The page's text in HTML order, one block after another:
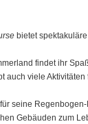
bietet
findet ihr
auch viele
seine
Gebäuden zum